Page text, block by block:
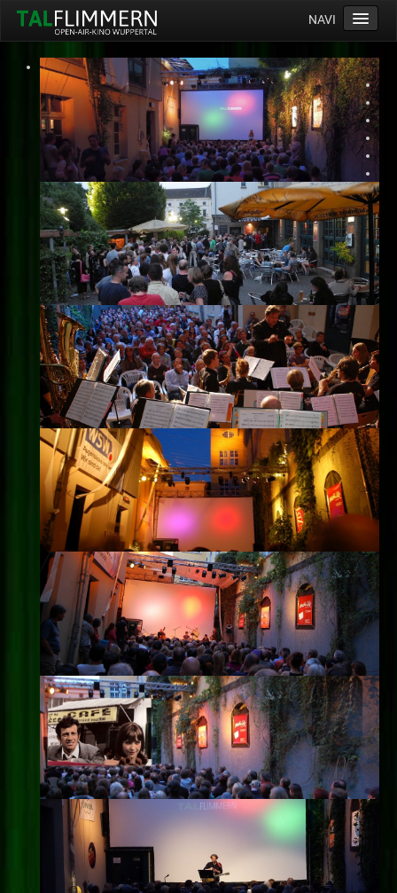
NAVI
Home
Programm
Service
Ticketinfos
Ort
Anreise
Wetter
Kinogutschein
Konzept
Archiv
Kontakt
Impressum
Datenschutz